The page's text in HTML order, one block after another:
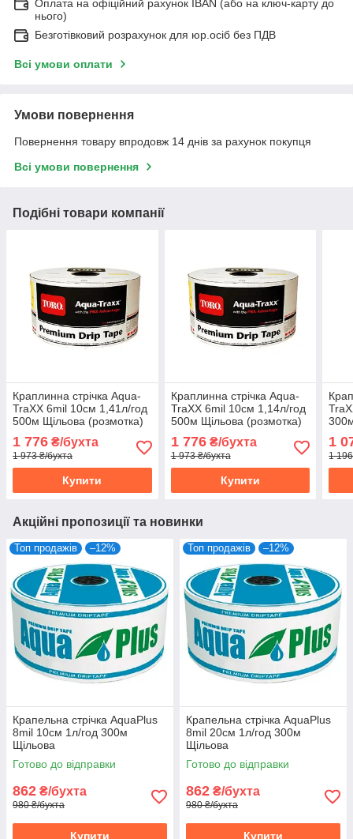
Оплата на офіційний рахунок IBAN (або на ключ-карту до
нього)
Безготівковий розрахунок для юр.осіб без ПДВ
Всі умови оплати
Умови повернення
Повернення товару впродовж 14 днів за рахунок покупця
Всі умови повернення
Подібні товари компанії
Краплинна стрічка Aqua-
TraXX 6mil 10см 1,41л/год
500м Щільова (розмотка)
1 776 ₴/бухта
1 973 ₴/бухта
Купити
Краплинна стрічка Aqua-
TraXX 6mil 10см 1,14л/год
500м Щільова (розмотка)
1 776₴/бухта
1 973 ₴/бухта
Купити
1
1
Акційні пропозиції та новинки
Топ продажів –12%
Крапельна стрічка AquaPlus
8mil 10см 1л/год 300м
Щільова
Готово до відправки
862 ₴/бухта
980 ₴/бухта
Купити
Топ продажів –12%
Крапельна стрічка AquaPlus
8mil 20см 1л/год 300м
Щільова
Готово до відправки
862 ₴/бухта
980 ₴/бухта
Купити